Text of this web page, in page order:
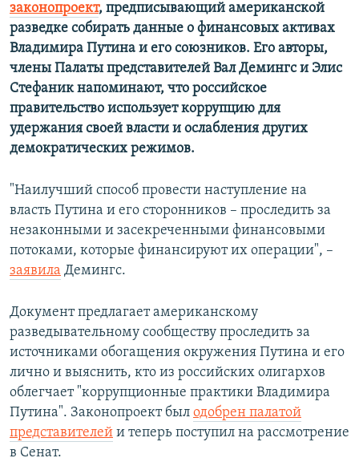
Все сайты РСЕ/РС
законопроект, предписывающий американской
разведке собирать данные о финансовых активах
Владимира Путина и его союзников. Его авторы,
члены Палаты представителей​ Вал Демингc и Элис
Стефаник напоминают, что российское
правительство использует коррупцию для
удержания своей власти и ослабления других
демократических режимов.
"Наилучший способ провести наступление на
власть Путина и его сторонников – проследить за
незаконными и засекреченными финансовыми
потоками, которые финансируют их операции", –
заявила Демингc.
Документ предлагает американскому
разведывательному сообществу проследить за
источниками обогащения окружения Путина и его
лично и выяснить, кто из российских олигархов
облегчает "коррупционные практики Владимира
Путина". Законопроект был одобрен палатой
представителей и теперь поступил на рассмотрение
в Сенат.